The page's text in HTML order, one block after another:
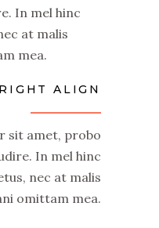
In mel hinc
at malis
mea.
RIGHT ALIGN
sit amet, probo
In mel hinc
nec at malis
omittam mea.